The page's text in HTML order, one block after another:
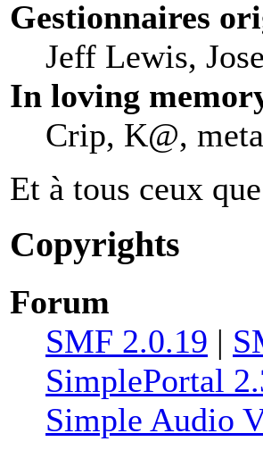
Gestionnaires
Jeff Lewis,
In loving
Crip, K@,
Et à tous ceux
Copyrights
Forum
SMF 2.0.19 |
SimplePortal
Simple Audio